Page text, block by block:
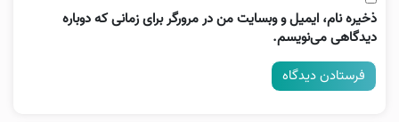
ذخیره نام، ایمیل و وبسایت من در مرورگر برای زمانی که دوباره
دیدگاهی می‌نویسم.